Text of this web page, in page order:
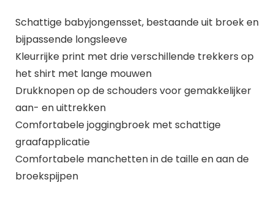
Schattige babyjongensset, bestaande uit broek en
bijpassende longsleeve
Kleurrijke print met drie verschillende trekkers op
het shirt met lange mouwen
Drukknopen op de schouders voor gemakkelijker
aan- en uittrekken
Comfortabele joggingbroek met schattige
graafapplicatie
Comfortabele manchetten in de taille en aan de
broekspijpen